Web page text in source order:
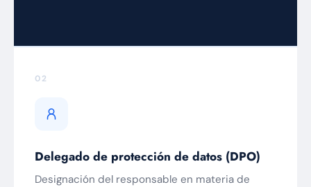
02
Delegado de protección de datos (DPO)
Designación del responsable en materia de